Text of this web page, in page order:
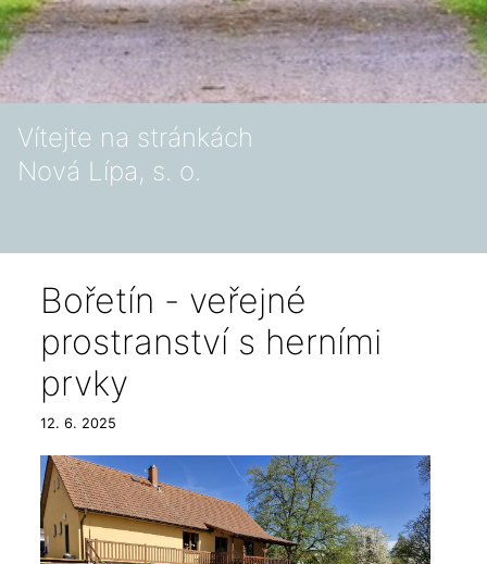
Vítejte na stránkách
Nová Lípa, s. o.
Bořetín - veřejné
prostranství s herními
prvky
12. 6. 2025